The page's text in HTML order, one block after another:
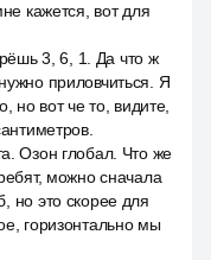
кажется, вот для
3, 6, 1. Да что ж
приловчиться. Я
но вот че то, видите,
Озон глобал. Что же
можно сначала
но это скорее для
горизонтально мы